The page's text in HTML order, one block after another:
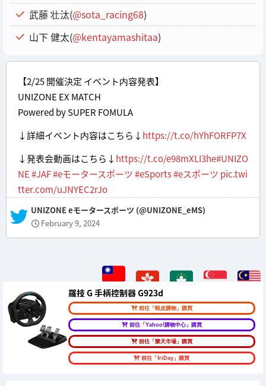
武藤 壮汰(@sota_racing68)
山下 健太(@kentayamashitaa)
【2/25 開催決定 イベント内容発表】
UNIZONE EX MATCH
Powered by SUPER FOMULA
↓詳細イベント内容はこちら↓ https://t.co/hYhFORFP7X
↓発表会動画はこちら↓ https://t.co/e98mXLI3he#UNIZO
NE#JAF#eモータースポーツ#eSports#eスポーツ pic.twi
tter.com/uJNYEC2rJo
— UNIZONE eモータースポーツ (@UNIZONE_eMS)
February 9, 2024
羅技 G 手柄控制器 G923d
前往「蝦皮購物」購買
前往「Yahoo!購物中心」購買
前往「樂天市場」購買
前往「friDay」購買